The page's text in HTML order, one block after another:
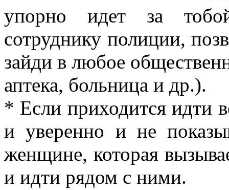
упорно идет за
сотруднику полиции,
зайди в любое
аптека, больница и др.).
* Если приходится идти
и уверенно и не
женщине, которая
и идти рядом с ними.